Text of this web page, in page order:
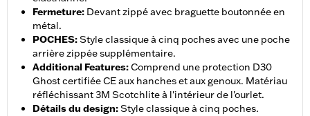
Fermeture: Devant zippé avec braguette boutonnée en
métal.
POCHES:Style classique à cinq poches avec une poche
arrière zippée supplémentaire.
Additional Features:Comprend une protection D30
Ghost certifiée CE aux hanches et aux genoux. Matériau
réfléchissant 3M Scotchlite à l'intérieur de l'ourlet.
Détails du design:Style classique à cinq poches.